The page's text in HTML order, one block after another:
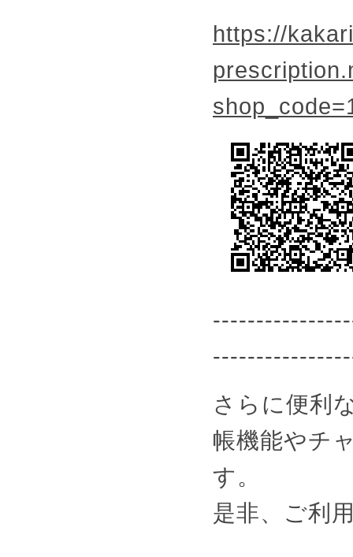
https://
さらに便利
帳機能やチ
す。
是非、ご利